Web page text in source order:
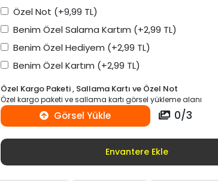
Özel Not (+9,99 TL)
Benim Özel Salama Kartım (+2,99 TL)
Benim Özel Hediyem (+2,99 TL)
Benim Özel Kartım (+2,99 TL)
Özel Kargo Paketi , Sallama Kartı ve Özel Not
Özel kargo paketi ve sallama kartı görsel yükleme alanı
Görsel Yükle 0/3
Envantere Ekle